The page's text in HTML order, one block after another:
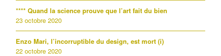
**** Quand la science prouve que l’art fait du bien
23 octobre 2020
Enzo Mari, l’incorruptible du design, est mort (i)
22 octobre 2020